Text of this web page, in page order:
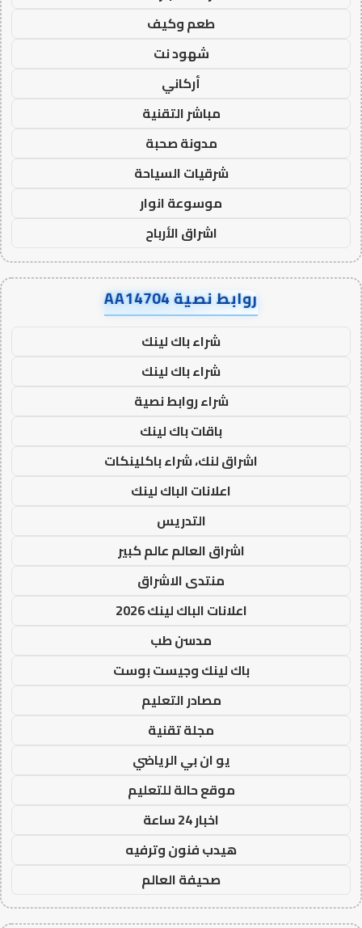
طعم وكيف
شهود نت
أركاني
مباشر التقنية
مدونة صحبة
شرقيات السياحة
موسوعة انوار
اشراق الأرباح
روابط نصية AA14704
شراء باك لينك
شراء باك لينك
شراء روابط نصية
باقات باك لينك
اشراق لنك، شراء باكلينكات
اعلانات الباك لينك
التدريس
اشراق العالم عالم كبير
منتدى الاشراق
اعلانات الباك لينك 2026
مدسن طب
باك لينك وجيست بوست
مصادر التعليم
مجلة تقنية
يو ان بي الرياضي
موقع حالة للتعليم
اخبار 24 ساعة
هيدب فنون وترفيه
صحيفة العالم